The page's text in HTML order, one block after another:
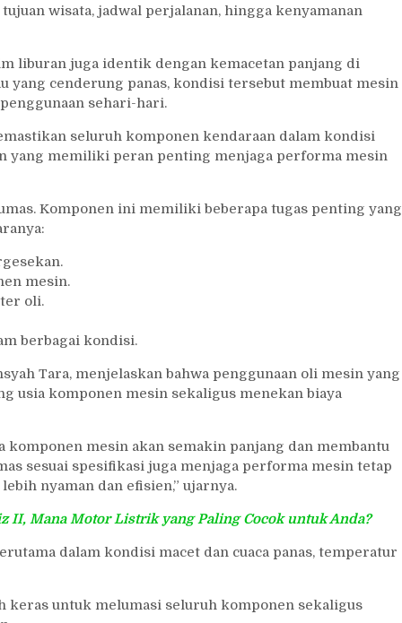
wisata, jadwal perjalanan, hingga kenyamanan
liburan juga identik dengan kemacetan panjang di
yang cenderung panas, kondisi tersebut membuat mesin
sehari-hari.
seluruh komponen kendaraan dalam kondisi
yang memiliki peran penting menjaga performa mesin
Komponen ini memiliki beberapa tugas penting yang
mesin.
oli.
berbagai kondisi.
Tara, menjelaskan bahwa penggunaan oli mesin yang
usia komponen mesin sekaligus menekan biaya
komponen mesin akan semakin panjang dan membantu
sesuai spesifikasi juga menjaga performa mesin tetap
nyaman dan efisien,” ujarnya.
II, Mana Motor Listrik yang Paling Cocok untuk Anda?
dalam kondisi macet dan cuaca panas, temperatur
keras untuk melumasi seluruh komponen sekaligus